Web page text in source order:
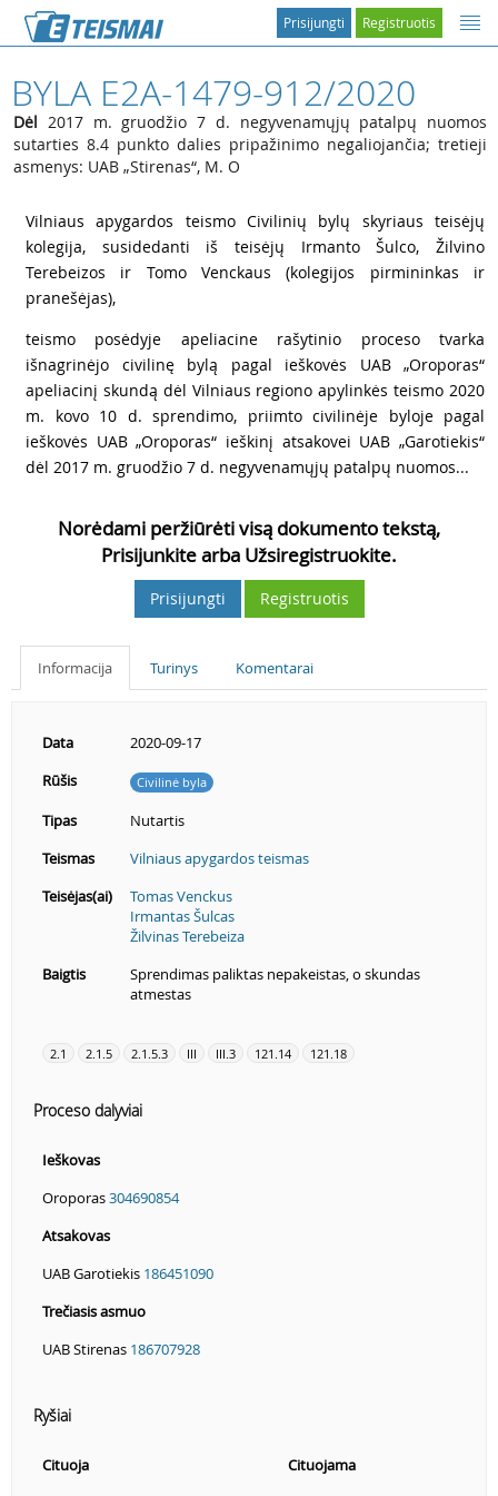
Registruotis
Prisijungti
BYLA E2A-1479-912/2020
Dėl 2017 m. gruodžio 7 d. negyvenamųjų patalpų nuomos
sutarties 8.4 punkto dalies pripažinimo negaliojančia; tretieji
asmenys: UAB „Stirenas“, M. O
Vilniaus apygardos teismo Civilinių bylų skyriaus teisėjų
kolegija, susidedanti iš teisėjų Irmanto Šulco, Žilvino
Terebeizos ir Tomo Venckaus (kolegijos pirmininkas ir
pranešėjas),
teismo posėdyje apeliacine rašytinio proceso tvarka
išnagrinėjo civilinę bylą pagal ieškovės UAB „Oroporas“
apeliacinį skundą dėl Vilniaus regiono apylinkės teismo 2020
m. kovo 10 d. sprendimo, priimto civilinėje byloje pagal
ieškovės UAB „Oroporas“ ieškinį atsakovei UAB „Garotiekis“
dėl 2017 m. gruodžio 7 d. negyvenamųjų patalpų nuomos...
Norėdami peržiūrėti visą dokumento tekstą,
Prisijunkite arba Užsiregistruokite.
Prisijungti Registruotis
Informacija Turinys Komentarai
Data
2020-09-17
Rūšis
Civilinė byla
Tipas
Nutartis
Teismas
Vilniaus apygardos teismas
Teisėjas(ai)
Tomas Venckus
Irmantas Šulcas
Žilvinas Terebeiza
Baigtis
Sprendimas paliktas nepakeistas, o skundas
atmestas
2.1 2.1.5 2.1.5.3 III III.3 121.14 121.18
Proceso dalyviai
Ieškovas
Oroporas304690854
Atsakovas
UAB Garotiekis 186451090
Trečiasis asmuo
UAB Stirenas 186707928
Ryšiai
Cituoja
Cituojama